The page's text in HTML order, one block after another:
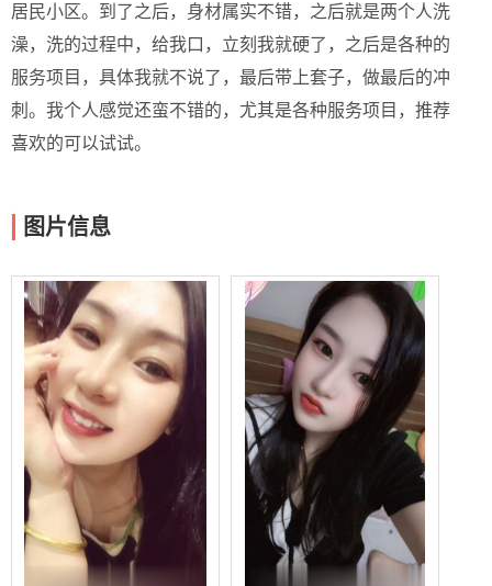
居民小区。到了之后，身材属实不错，之后就是两个人洗
澡，洗的过程中，给我口，立刻我就硬了，之后是各种的
服务项目，具体我就不说了，最后带上套子，做最后的冲
刺。我个人感觉还蛮不错的，尤其是各种服务项目，推荐
喜欢的可以试试。
图片信息